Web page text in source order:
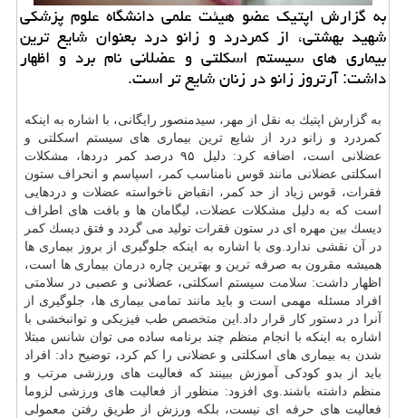
به گزارش اپتیك عضو هیئت علمی دانشگاه علوم پزشكی
شهید بهشتی، از كمردرد و زانو درد بعنوان شایع ترین
بیماری های سیستم اسكلتی و عضلانی نام برد و اظهار
داشت: آرتروز زانو در زنان شایع تر است.
به گزارش اپتیك به نقل از مهر، سیدمنصور رایگانی، با اشاره به اینكه
كمردرد و زانو درد از شایع ترین بیماری های سیستم اسكلتی و
عضلانی است، اضافه كرد: دلیل ۹۵ درصد كمر دردها، مشكلات
اسكلتی عضلانی مانند قوس نامناسب كمر، اسپاسم و انحراف ستون
فقرات، قوس زیاد از حد كمر، انقباض ناخواسته عضلات و دردهایی
است كه به دلیل مشكلات عضلات، لیگامان ها و بافت های اطراف
دیسك بین مهره ای در ستون فقرات تولید می گردد و فتق دیسك كمر
در آن نقشی ندارد.وی با اشاره به اینكه جلوگیری از بروز بیماری ها
همیشه مقرون به صرفه ترین و بهترین چارهدرمان بیماری ها است،
اظهار داشت: سلامت سیستم اسكلتی، عضلانی و عصبی در سلامتی
افراد مسئله مهمی است و باید مانند تمامی بیماری ها، جلوگیری از
آنرا در دستور كار قرار داد.این متخصص طب فیزیكی و توانبخشی با
اشاره به اینكه با انجام منظم چند برنامه ساده می توان شانس مبتلا
شدن به بیماری های اسكلتی و عضلانی را كم كرد، توضیح داد: افراد
باید از بدو كودكی آموزش ببینند كه فعالیت های ورزشی مرتب و
منظم داشته باشند.وی افزود: منظور از فعالیت های ورزشی لزوما
فعالیت های حرفه ای نیست، بلكه ورزش از طریق رفتن معمولی